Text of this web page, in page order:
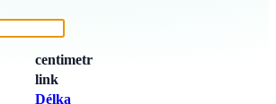
centimetr
link
Délka